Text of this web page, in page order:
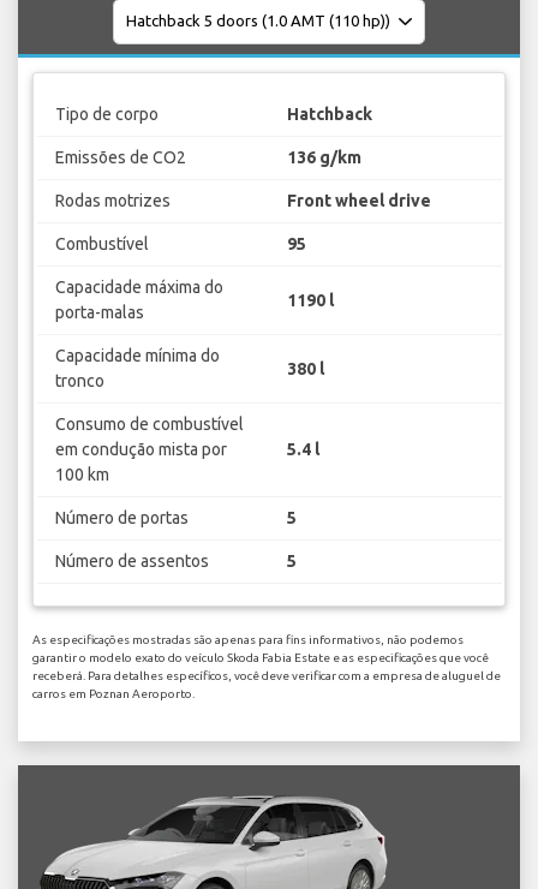
Tipo de corpo Hatchback
Emissões de CO2 136 g/km
Rodas motrizes Front wheel drive
Combustível 95
Capacidade máxima do
porta-malas
1190 l
Capacidade mínima do
tronco
380 l
Consumo de combustível
em condução mista por
100 km
5.4 l
Número de portas 5
Número de assentos 5
As especificações mostradas são apenas para fins informativos, não podemos
garantir o modelo exato do veículo Skoda Fabia Estate e as especificações que você
receberá. Para detalhes específicos, você deve verificar com a empresa de aluguel de
carros em Poznan Aeroporto.